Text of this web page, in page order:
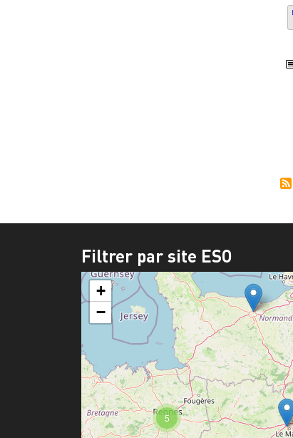
Filtrer par site ESO
5
+
−